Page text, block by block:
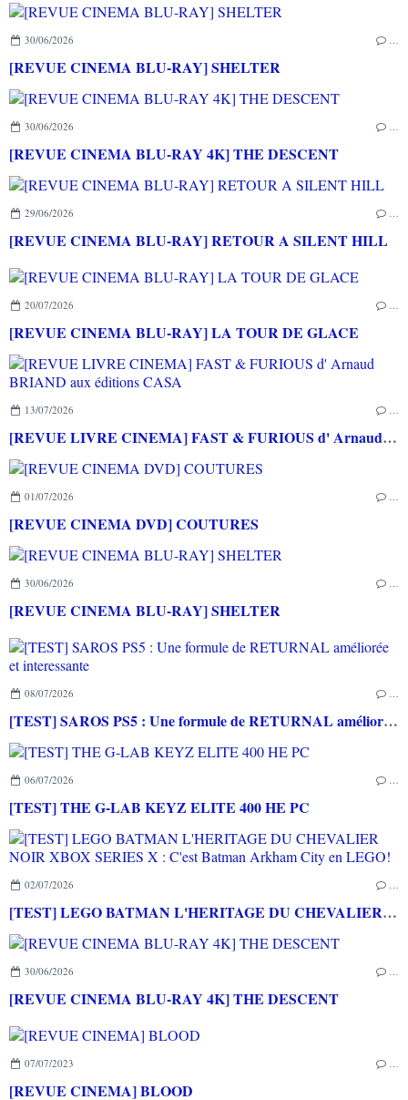
30/06/2026 …
[REVUE CINEMA BLU-RAY] SHELTER
30/06/2026 …
[REVUE CINEMA BLU-RAY 4K] THE DESCENT
29/06/2026 …
[REVUE CINEMA BLU-RAY] RETOUR A SILENT HILL
20/07/2026 …
[REVUE CINEMA BLU-RAY] LA TOUR DE GLACE
13/07/2026 …
[REVUE LIVRE CINEMA] FAST & FURIOUS d' Arnaud BRIAND aux éditions CASA
01/07/2026 …
[REVUE CINEMA DVD] COUTURES
30/06/2026 …
[REVUE CINEMA BLU-RAY] SHELTER
08/07/2026 …
[TEST] SAROS PS5 : Une formule de RETURNAL améliorée et interessante
06/07/2026 …
[TEST] THE G-LAB KEYZ ELITE 400 HE PC
02/07/2026 …
[TEST] LEGO BATMAN L'HERITAGE DU CHEVALIER NOIR XBOX SERIES X : C'est Batman Arkham City en LEGO!
30/06/2026 …
[REVUE CINEMA BLU-RAY 4K] THE DESCENT
07/07/2023 …
[REVUE CINEMA] BLOOD